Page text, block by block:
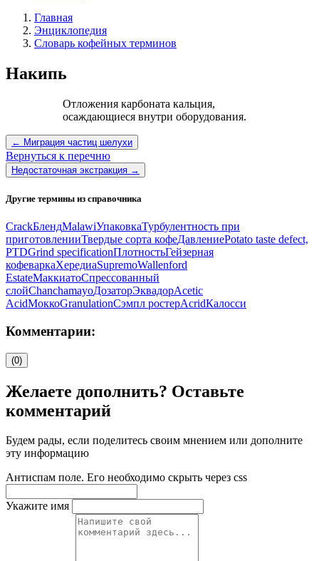
Главная
Энциклопедия
Словарь кофейных терминов
Накипь
Отложения карбоната кальция,
осаждающиеся внутри оборудования.
← Миграция частиц шелухи
Вернуться к перечню
Недостаточная экстракция →
Другие термины из справочника
CrackБлендMalawiУпаковкаТурбулентность при
приготовленииТвердые сорта кофеДавлениеPotato taste defect,
PTDGrind specificationПлотностьГейзерная
кофеваркаХередиаSupremoWallenford
EstateМаккиатоСпрессованный
слойChanchamayoДозаторЭквадорAcetic
AcidМоккоGranulationСэмпл ростерAcridКалосси
Комментарии:
(0)
Желаете дополнить? Оставьте
комментарий
Будем рады, если поделитесь своим мнением или дополните
эту информацию
Антиспам поле. Его необходимо скрыть через css
Укажите имя